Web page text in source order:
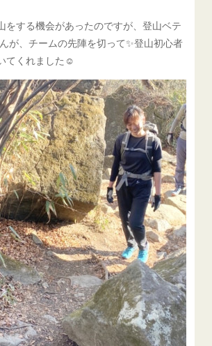
をする機会があったのですが、登山ベテ
が、チームの先陣を切って✨登山初心者
てくれました☺️